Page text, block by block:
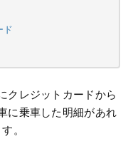
ド
クレジットカードから
に乗車した明細があれ
。